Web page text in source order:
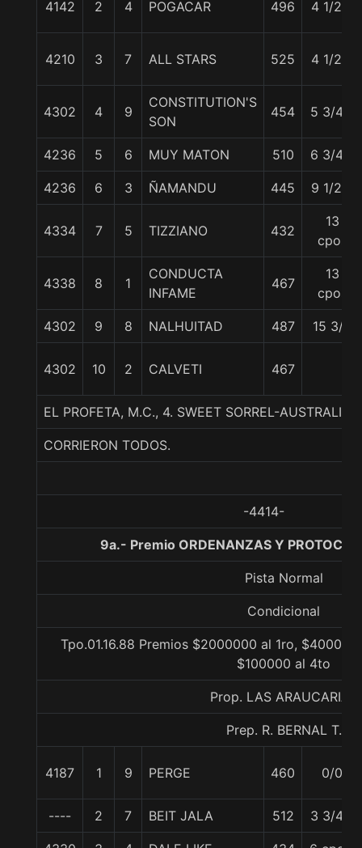
4142 2 4 POGACAR 496 4 1/2 c
4210 3 7 ALL STARS 525 4 1/2 c
4302 4 9
CONSTITUTION'S
SON
454 5 3/4 c
4236 5 6 MUY MATON 510 6 3/4 c
4236 6 3 ÑAMANDU 445 9 1/2 c
4334 7 5 TIZZIANO 432
13
cpos
4338 8 1
CONDUCTA
INFAME
467
13
cpos
4302 9 8 NALHUITAD 487 15 3/4
4302 10 2 CALVETI 467
EL PROFETA, M.C., 4. SWEET SORREL-AUSTRALIS
CORRIERON TODOS.
-4414-
9a.- Premio ORDENANZAS Y
Pista Normal
Condicional
Tpo.01.16.88 Premios $2000000 al 1ro,
$100000 al 4to
Prop. LAS ARAUCARIAS
Prep. R. BERNAL T.
4187 1 9 PERGE 460 0/0
---- 2 7 BEIT JALA 512 3 3/4 c